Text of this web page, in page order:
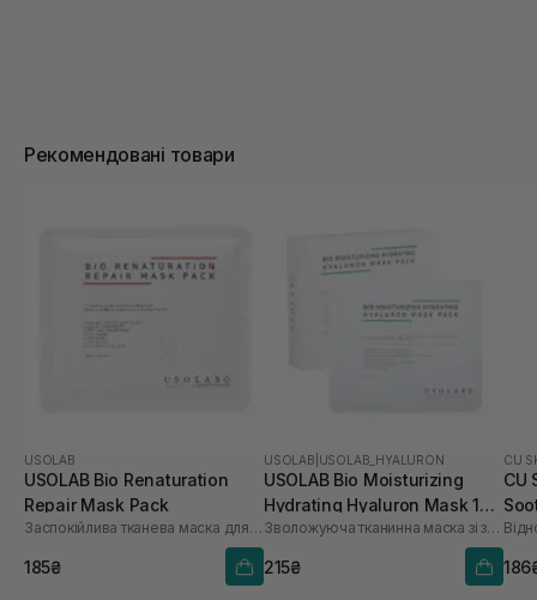
Рекомендовані товари
USOLAB
USOLAB Bio Renaturation
Repair Mask Pack
Заспокійлива тканева маска для обличчя
185₴
USOLAB USOLAB_HYALURON
USOLAB Bio Moisturizing
Hydrating Hyaluron Mask 1
шт
Зволожуюча тканинна маска зі заспокійливою та антивіковою дією
215₴
CU
CU